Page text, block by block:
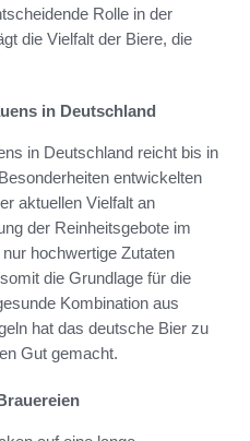
Rolle in der
die Vielfalt der Biere, die
in Deutschland
in Deutschland reicht bis in
entwickelten
aktuellen Vielfalt an
der Reinheitsgebote im
hochwertige Zutaten
die Grundlage für die
Kombination aus
hat das deutsche Bier zu
Gut gemacht.